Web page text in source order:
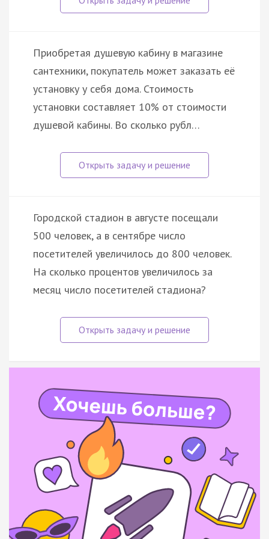
Приобретая душевую кабину в магазине
сантехники, покупатель может заказать её
установку у себя дома. Стоимость
установки составляет 10% от стоимости
душевой кабины. Во сколько рубл…
Городской стадион в августе посещали
500 человек, а в сентябре число
посетителей увеличилось до 800 человек.
На сколько процентов увеличилось за
месяц число посетителей стадиона?